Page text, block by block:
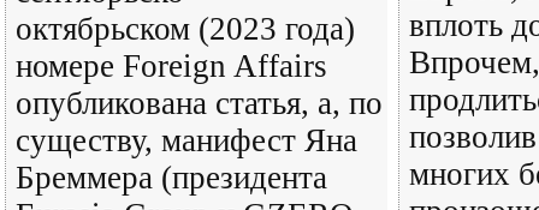
октябрьском (2023 года)
номере Foreign Affairs
опубликована статья, а, по
существу, манифест Яна
Бреммера (президента
вплоть
многих